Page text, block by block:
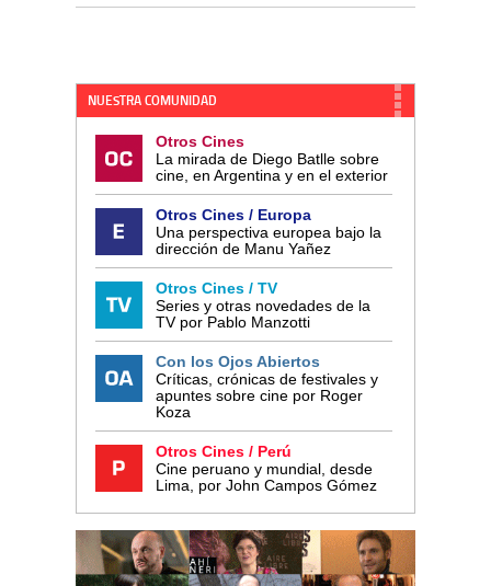
NUESTRA COMUNIDAD
Otros Cines
La mirada de Diego Batlle sobre
cine, en Argentina y en el exterior
Otros Cines / Europa
Una perspectiva europea bajo la
dirección de Manu Yañez
Otros Cines / TV
Series y otras novedades de la
TV por Pablo Manzotti
Con los Ojos Abiertos
Críticas, crónicas de festivales y
apuntes sobre cine por Roger
Koza
Otros Cines / Perú
Cine peruano y mundial, desde
Lima, por John Campos Gómez